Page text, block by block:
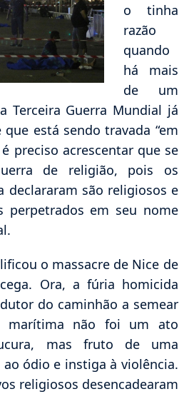
o tinha
razão
quando
há mais
de um
Terceira Guerra Mundial já
está sendo travada “em
preciso acrescentar que se
de religião, pois os
declararam são religiosos e
perpetrados em seu nome
o massacre de Nice de
Ora, a fúria homicida
do caminhão a semear
marítima não foi um ato
mas fruto de uma
ódio e instiga à violência.
religiosos desencadearam